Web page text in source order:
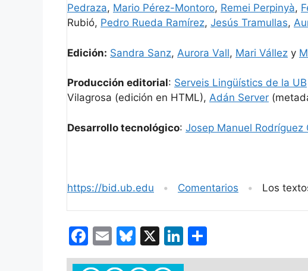
Pedraza, Mario Pérez-Montoro, Remei Perpinyà,
Rubió, Pedro Rueda Ramírez, Jesús Tramullas,
Edición: Sandra Sanz, Aurora Vall, Mari Vállez y
Producción editorial: Serveis Lingüístics de la UB
Vilagrosa (edición en HTML), Adán Server
Desarrollo tecnológico: Josep Manuel Rodríguez
https://bid.ub.edu • Comentarios • Los
F
a
E
m
Bl
u
X
Li
n o